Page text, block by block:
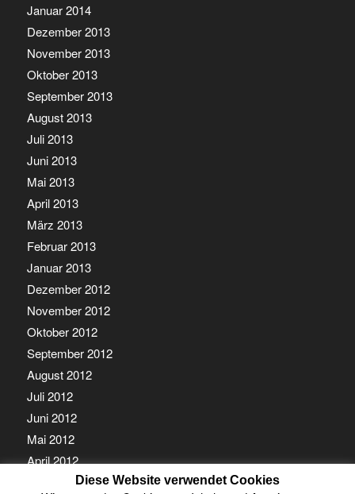
Januar 2014
Dezember 2013
November 2013
Oktober 2013
September 2013
August 2013
Juli 2013
Juni 2013
Mai 2013
April 2013
März 2013
Februar 2013
Januar 2013
Dezember 2012
November 2012
Oktober 2012
September 2012
August 2012
Juli 2012
Juni 2012
Mai 2012
April 2012
März 2012Diese Website verwendet Cookies